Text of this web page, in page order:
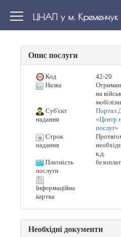
ЦНАП у м. Кременчук
Опис послуги
Код
42-20
Назва
на
Суб'єкт
надання
Портал
«Центр
послуг»
Строк
надання
к.д.
Платність
послуги
Інформаційна
картка
Необхідні документи